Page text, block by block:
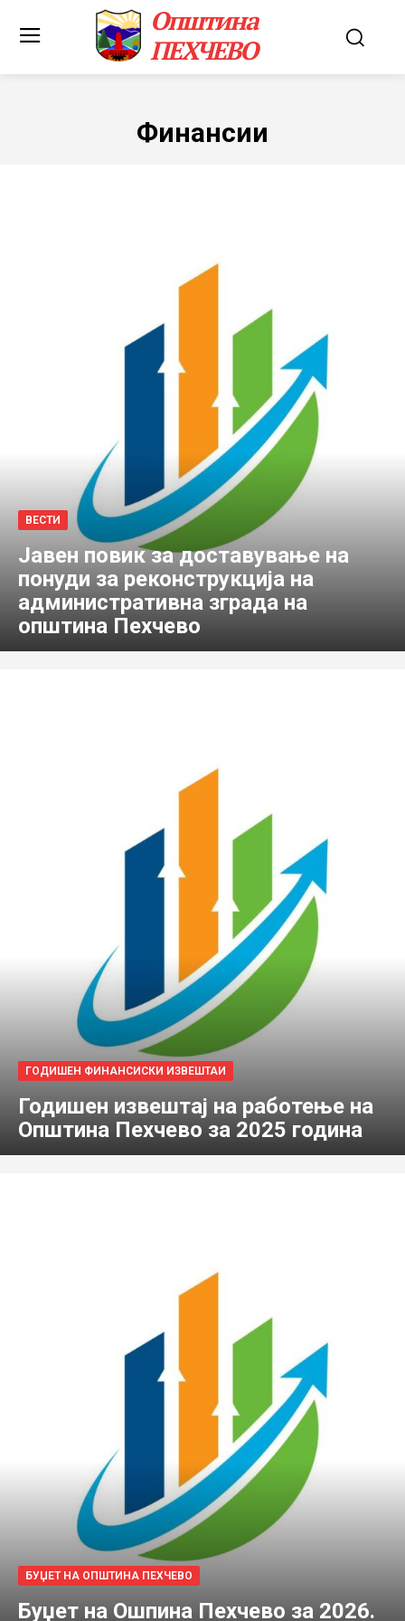
Општина
ПЕХЧЕВО
Финансии
ВЕСТИ
Јавен повик за доставување на
понуди за реконструкција на
административна зграда на
општина Пехчево
ГОДИШЕН ФИНАНСИСКИ ИЗВЕШТАИ
Годишен извештај на работење на
Општина Пехчево за 2025 година
БУЏЕТ НА ОПШТИНА ПЕХЧЕВО
Буџет на Ошпина Пехчево за 2026.